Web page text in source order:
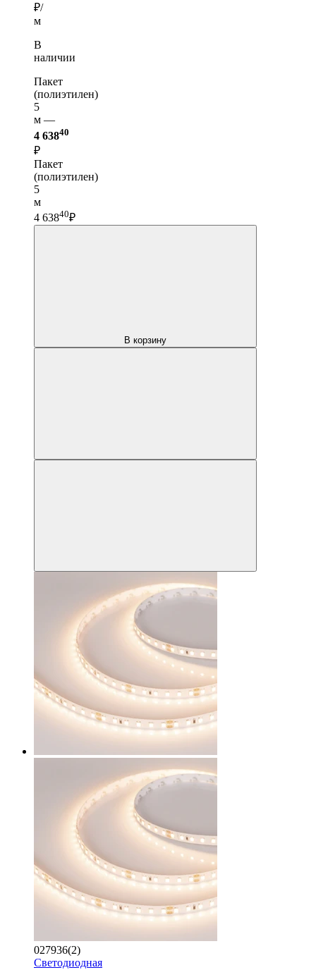
₽/
м
В
наличии
Пакет
(полиэтилен)
5
м —
4 63840
₽
Пакет
(полиэтилен)
5
м
4 63840₽
В корзину
027936(2)
Светодиодная